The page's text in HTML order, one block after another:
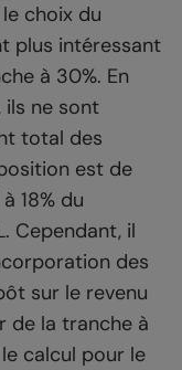
choix du
plus intéressant
à 30%. En
ne sont
total des
est de
18% du
Cependant, il
des
sur le revenu
de la tranche à
calcul pour le